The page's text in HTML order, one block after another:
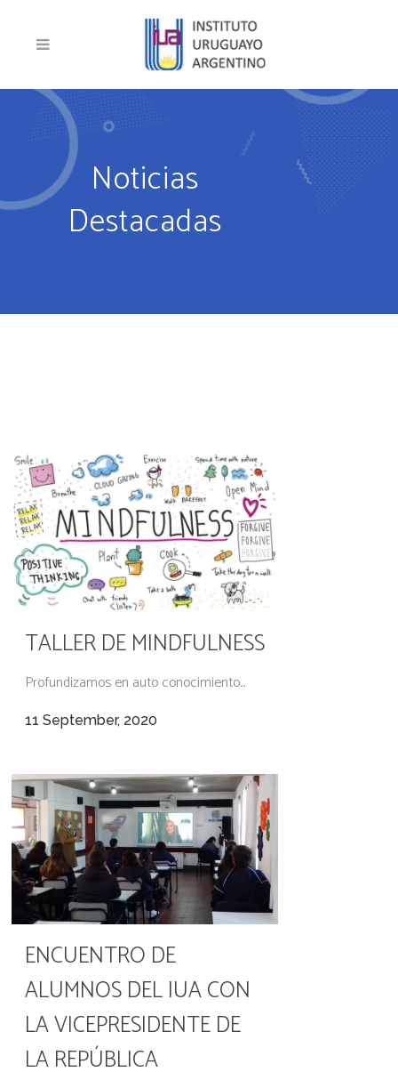
Noticias
Destacadas
TALLER DE MINDFULNESS
Profundizamos en auto conocimiento...
11 September, 2020
ENCUENTRO DE
ALUMNOS DEL IUA CON
LA VICEPRESIDENTE DE
LA REPÚBLICA